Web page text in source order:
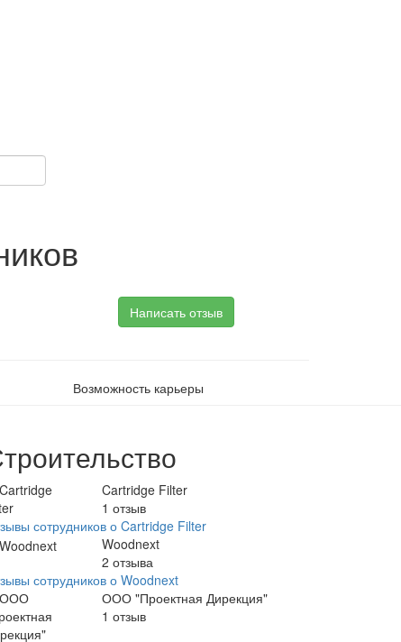
Написать отзыв
Возможность карьеры
Cartridge Filter
1 отзыв
сотрудников о Cartridge Filter
Woodnext
2 отзыва
сотрудников о Woodnext
ООО "Проектная Дирекция"
1 отзыв